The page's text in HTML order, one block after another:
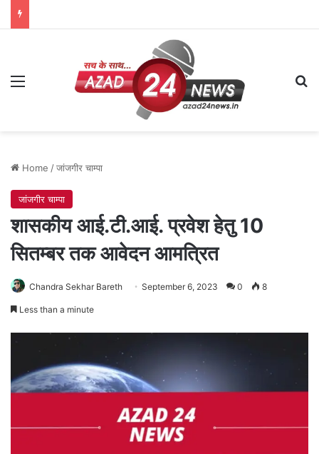
Menu
Home /जांजगीर चाम्पा
जांजगीर चाम्पा
शासकीय आई.टी.आई. प्रवेश हेतु 10
सितम्बर तक आवेदन आमत्रित
Chandra Sekhar Bareth September 6, 2023 0 8
Less than a minute